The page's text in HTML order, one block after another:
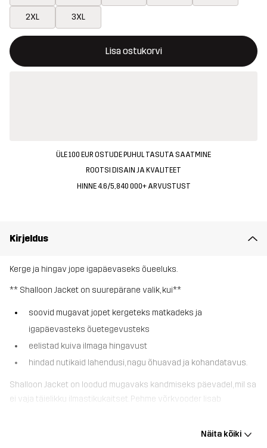
2XL 3XL
Lisa ostukorvi
See nupp avab modaali, mis kinnitab ostukorvis uue kauba
{{size}} pole saadaval
ÜLE 100 EUR OSTUDE PUHUL TASUTA SAATMINE
ROOTSI DISAIN JA KVALITEET
HINNE 4.6/5, 840 000+ ARVUSTUST
Kirjeldus
Kerge ja hingav jope igapäevaseks õueeluks.
** Shalloon Jacket on suurepärane valik, kui**
soovid mugavat jopet kergeteks matkadeks ja
igapäevasteks õuetegevusteks
eelistad kuiva ilmaga hingavust
hindad nutikaid lahendusi, nagu õhuavad ja kohandatavus.
Shalloon Jacket on loodud mugavaks kandmiseks päevadel, mil sa
ei vaja täielikku ilmastikukaitset. Pehme võrkvooder lisab
Näita kõiki